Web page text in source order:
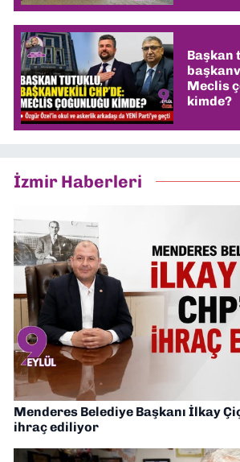
Başkan
Meclis
kimde?
İzmir Haberleri
Menderes Belediye Başkanı İlkay
ihraç ediliyor